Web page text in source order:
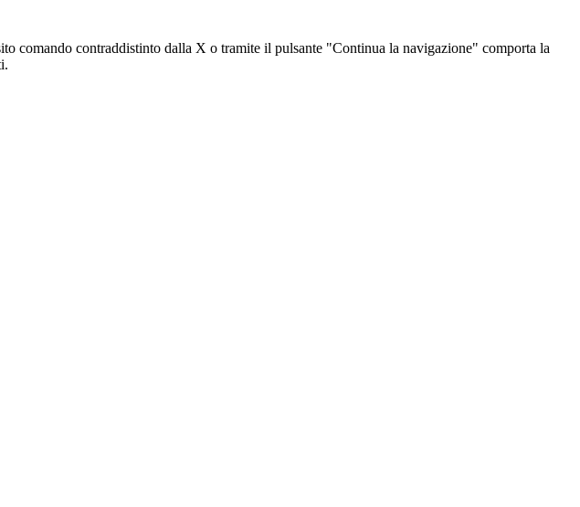
comando contraddistinto dalla X o tramite il pulsante "Continua la navigazione" comporta la